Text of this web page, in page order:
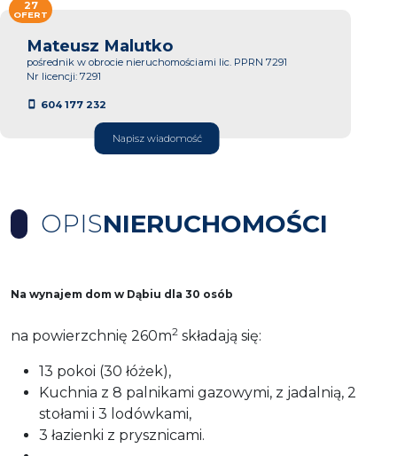
Mateusz Malutko
pośrednik w obrocie nieruchomościami lic. PPRN 7291
Nr licencji: 7291
604 177 232
Napisz wiadomość
27
OFERT
OPISNIERUCHOMOŚCI
Na wynajem dom w Dąbiu dla 30 osób
na powierzchnię 260m2 składają się:
13 pokoi (30 łóżek),
Kuchnia z 8 palnikami gazowymi, z jadalnią, 2
stołami i 3 lodówkami,
3 łazienki z prysznicami.